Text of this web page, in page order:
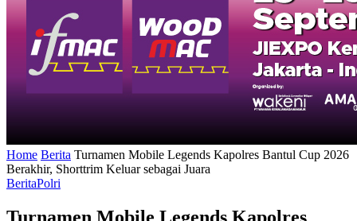
Home Berita Turnamen Mobile Legends Kapolres Bantul Cup 2026
Berakhir, Shorttrim Keluar sebagai Juara
BeritaPolri